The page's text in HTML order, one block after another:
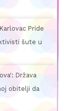
Pride
šute u
Država
obitelji da